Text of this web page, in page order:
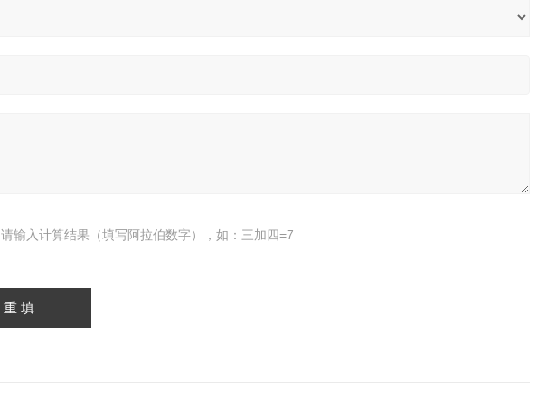
请输入计算结果（填写阿拉伯数字），如：三加四=7